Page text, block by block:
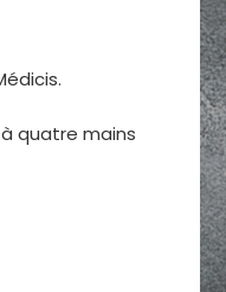
quatre mains